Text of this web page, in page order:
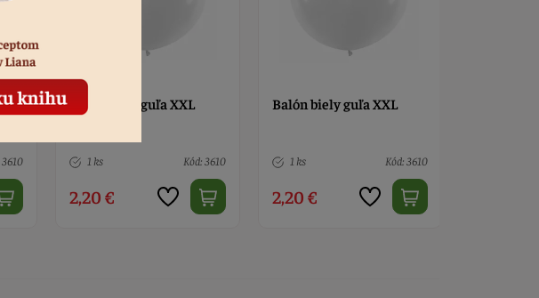
3610
Balón biely guľa XXL
1 ks Kód: 3610
2,20 €
Balón biely guľa XXL
1 ks Kód: 3610
2,20 €